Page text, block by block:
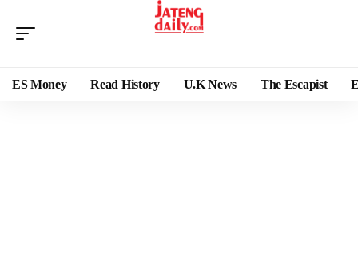
ES Money Read History U.K News The Escapist